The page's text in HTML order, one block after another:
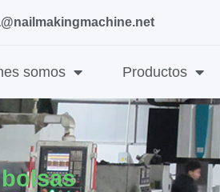
somos Productos